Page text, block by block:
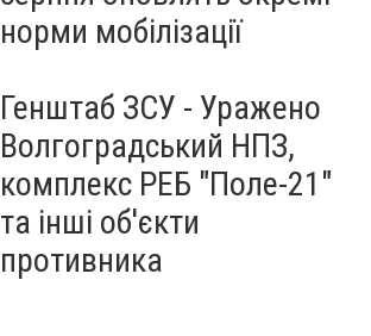
норми мобілізації
Генштаб ЗСУ - Уражено
Волгоградський НПЗ,
комплекс РЕБ "Поле-21"
та інші об'єкти
противника